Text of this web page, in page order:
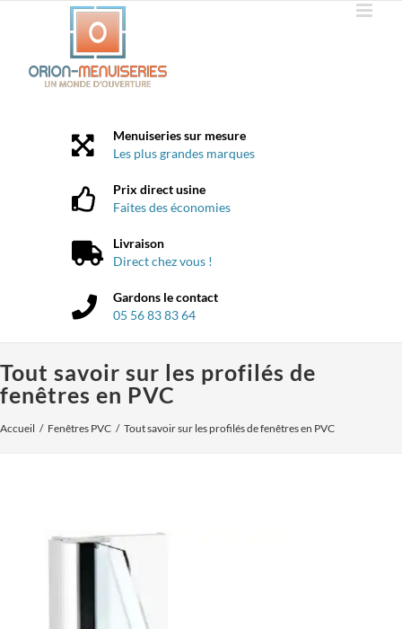
Menuiseries sur mesure
Les plus grandes marques
Prix direct usine
Faites des économies
Livraison
Direct chez vous !
Gardons le contact
05 56 83 83 64
Tout savoir sur les profilés de
fenêtres en PVC
Accueil Fenêtres PVC Tout savoir sur les profilés de fenêtres en PVC